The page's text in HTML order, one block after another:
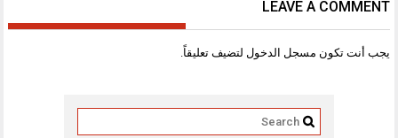
LEAVE A COMMENT
يجب أنت تكون مسجل الدخول لتضيف تعليقاً.